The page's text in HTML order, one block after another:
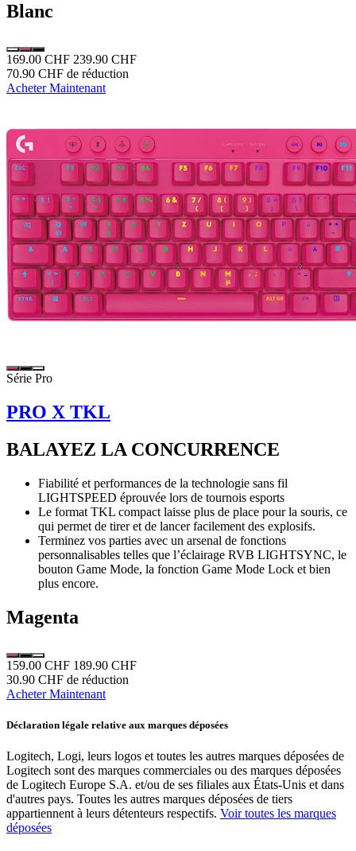
Blanc
169.00 CHF 239.90 CHF
70.90 CHF de réduction
Acheter Maintenant
Série Pro
PRO X TKL
BALAYEZ LA CONCURRENCE
Fiabilité et performances de la technologie sans fil
LIGHTSPEED éprouvée lors de tournois esports
Le format TKL compact laisse plus de place pour la souris, ce
qui permet de tirer et de lancer facilement des explosifs.
Terminez vos parties avec un arsenal de fonctions
personnalisables telles que l’éclairage RVB LIGHTSYNC, le
bouton Game Mode, la fonction Game Mode Lock et bien
plus encore.
Magenta
159.00 CHF 189.90 CHF
30.90 CHF de réduction
Acheter Maintenant
Déclaration légale relative aux marques déposées
Logitech, Logi, leurs logos et toutes les autres marques déposées de
Logitech sont des marques commerciales ou des marques déposées
de Logitech Europe S.A. et/ou de ses filiales aux États-Unis et dans
d'autres pays. Toutes les autres marques déposées de tiers
appartiennent à leurs détenteurs respectifs. Voir toutes les marques
déposées